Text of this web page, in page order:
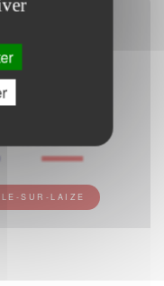
SUR-LAIZE